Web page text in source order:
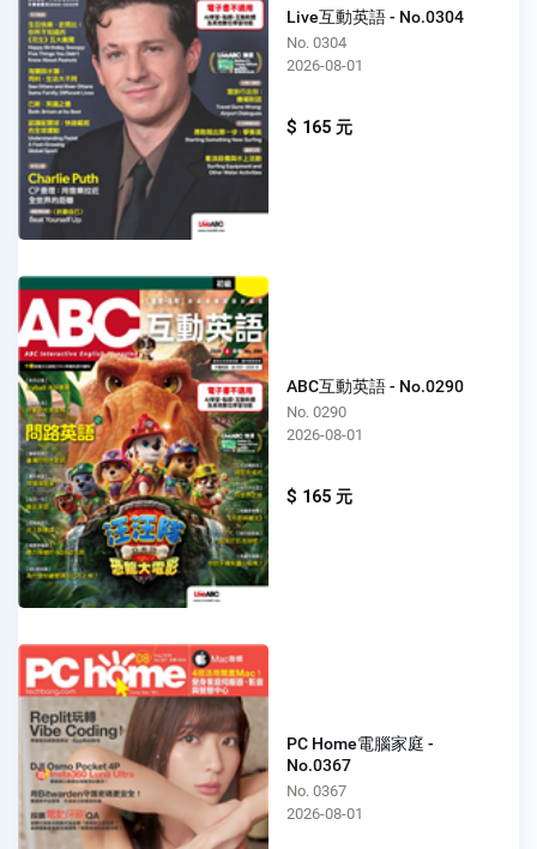
Live互動英語 - No.0304
No. 0304
2026-08-01
$ 165 元
ABC互動英語 - No.0290
No. 0290
2026-08-01
$ 165 元
PC Home電腦家庭 -
No.0367
No. 0367
2026-08-01